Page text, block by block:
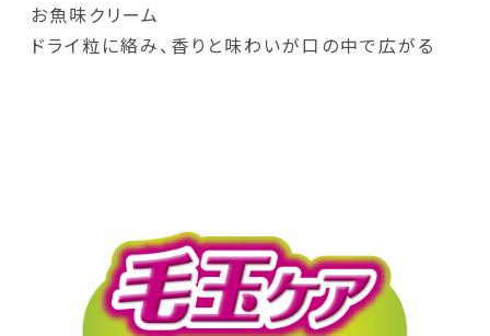
お魚味クリーム
ドライ粒に絡み、香りと味わいが口の中で広がる